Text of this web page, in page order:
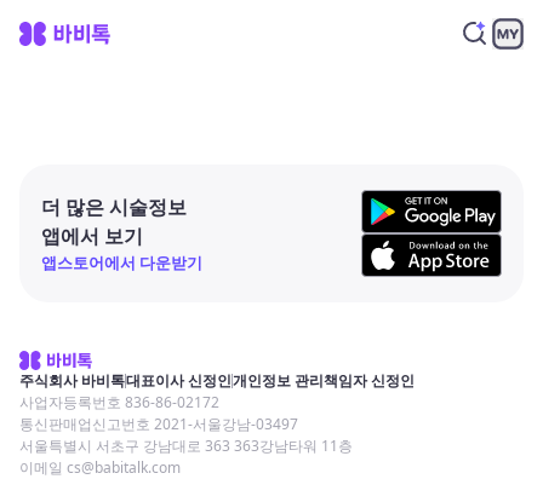
더 많은 시술정보
앱에서 보기
앱스토어에서 다운받기
주식회사 바비톡대표이사 신정인개인정보 관리책임자 신정인
사업자등록번호 836-86-02172
통신판매업신고번호 2021-서울강남-03497
서울특별시 서초구 강남대로 363 363강남타워 11층
이메일 cs@babitalk.com